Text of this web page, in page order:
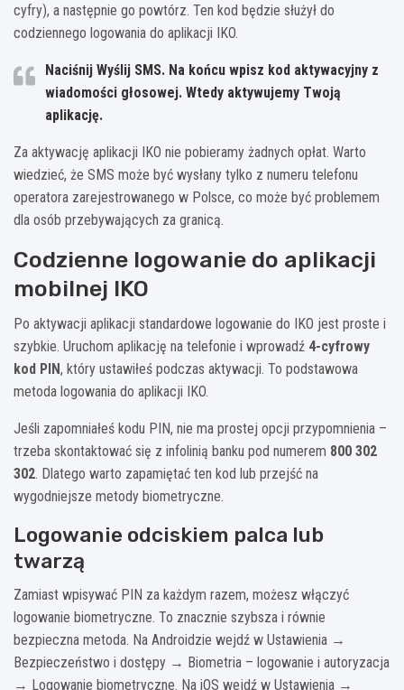
cyfry), a następnie go powtórz. Ten kod będzie służył do
codziennego logowania do aplikacji IKO.
Naciśnij Wyślij SMS. Na końcu wpisz kod aktywacyjny z
wiadomości głosowej. Wtedy aktywujemy Twoją
aplikację.
Za aktywację aplikacji IKO nie pobieramy żadnych opłat. Warto
wiedzieć, że SMS może być wysłany tylko z numeru telefonu
operatora zarejestrowanego w Polsce, co może być problemem
dla osób przebywających za granicą.
Codzienne logowanie do aplikacji
mobilnej IKO
Po aktywacji aplikacji standardowe logowanie do IKO jest proste i
szybkie. Uruchom aplikację na telefonie i wprowadź 4-cyfrowy
kod PIN, który ustawiłeś podczas aktywacji. To podstawowa
metoda logowania do aplikacji IKO.
Jeśli zapomniałeś kodu PIN, nie ma prostej opcji przypomnienia –
trzeba skontaktować się z infolinią banku pod numerem 800 302
302. Dlatego warto zapamiętać ten kod lub przejść na
wygodniejsze metody biometryczne.
Logowanie odciskiem palca lub
twarzą
Zamiast wpisywać PIN za każdym razem, możesz włączyć
logowanie biometryczne. To znacznie szybsza i równie
bezpieczna metoda. Na Androidzie wejdź w Ustawienia →
Bezpieczeństwo i dostępy → Biometria – logowanie i autoryzacja
→ Logowanie biometryczne. Na iOS wejdź w Ustawienia →